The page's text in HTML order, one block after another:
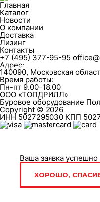
Главная
Каталог
Новости
О компании
Доставка
Лизинг
Контакты
+7 (495) 377-95-95
Адрес:
140090, Московская
Время работы:
Пн-пт 9.00-18.00
ООО «ТОПДРИЛЛ»
Буровое оборудование
Copyright © 2026
ИНН 5027295030 КПП
Ваша заявка успешно
ХОРОШО,